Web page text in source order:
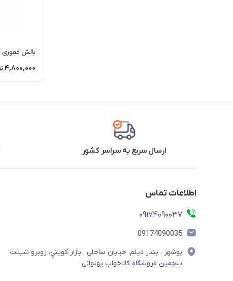
بالش
4,800,000
ارسال سریع به سراسر کشور
اطلاعات تماس
09174090037
09174090035
بوشهر ، بندر ديلم، خيابان ساحلي ، بازار كويتي، روبرو شيلات
پنجمين فروشگاه كالاخواب پهلواني